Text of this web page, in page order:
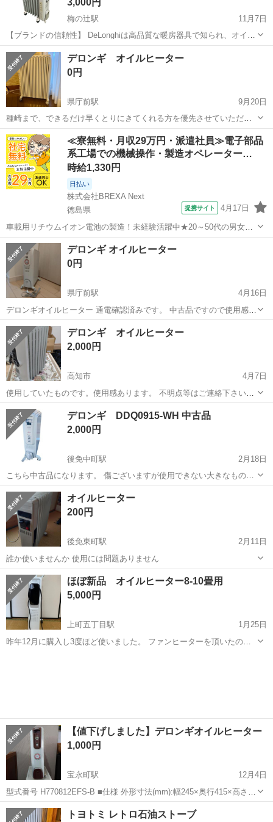
梅の辻駅
11月7日
【ブランドの信頼性】 DeLonghiは高品質な暖房器具で知られ、オイル
ヒーターは特に効率的で静かな運転が特徴です。 【安全性と便利さ】
転倒時自動オフ機能が搭載されており、安全に使用できます。また、
キャスター付きで移動も...
高知 高知市 梅の辻駅 季節、空調家電
デロンギ オイルヒーター
0円
県庁前駅
9月20日
種崎まで、できるだけ早くとりにきてくれる方を優先させていただき
ます。 よろしくおねがいします。
高知 高知市 県庁前駅 季節、空調家電 デロンギ
≪寮無料・月収29万円・派遣社員≫電子部品
系工場での機械操作・製造オペレーター…
時給1,330円
日払い
株式会社BREXA Next
徳島県
提携サイト 4月17日
車載用リチウムイオン電池の製造！未経験活躍中★20～50代の男女活
躍中！寮費無料★備品付き1R寮完備！自宅からマイカー通勤OK！無料
駐車場完備◎正社員登用制度あり！《徳島県板野郡松茂町》 人気の工
場のお仕事 ◇車載用リチウ...
徳島 その他
デロンギ オイルヒーター
0円
県庁前駅
4月16日
デロンギオイルヒーター 通電確認済みです。 中古品ですので使用感あ
りです。 断捨離中ですので、本日取りに来て下さると助かります
高知 高知市 県庁前駅 季節、空調家電
デロンギ オイルヒーター
2,000円
高知市
4月7日
使用していたものです。使用感あります。 不明点等はご連絡下さい。
配送可能です。ご相談下さい。
高知 季節、空調家電
デロンギ DDQ0915-WH 中古品
2,000円
後免中町駅
2月18日
こちら中古品になります。 傷ございますが使用できない大きなものは
ありません。 こちらの相場ですが安くても6000円前後のお品物です。
リモコンはありません。リモコン無しでも操作可能です。 今回はジモ
ティ価格でお安く致しま...
高知 南国市 後免中町駅
オイルヒーター
200円
後免東町駅
2月11日
誰か使いませんか 使用には問題ありません
高知 南国市 後免東町駅 季節、空調家電
ほぼ新品 オイルヒーター8-10畳用
5,000円
上町五丁目駅
1月25日
昨年12月に購入し3度ほど使いました。 ファンヒーターを頂いたので
【値下げしました】デロンギオイルヒーター
1,000円
宝永町駅
12月4日
型式番号 H770812EFS-B ■仕様 外形寸法(mm):幅245×奥行415×高さ
630 本体質量(kg):12.0 色:ホワイト+ブラウン 電源コードの長さ(m):2.3
電圧/周波数:AC100V/50/6...
高知 高知市 宝永町駅 季節、空調家電 デロンギ
トヨトミ レトロ石油ストーブ